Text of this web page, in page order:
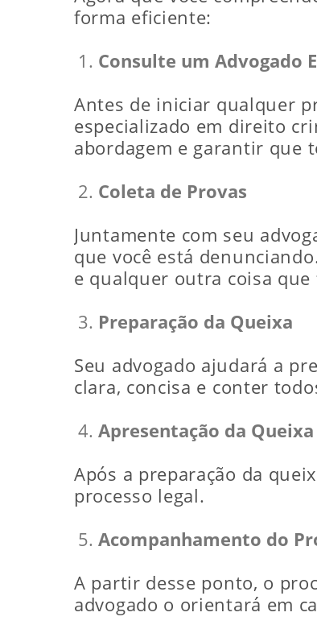
forma eficiente:
Consulte um Advogado
Antes de iniciar qualquer
especializado em direito
abordagem e garantir que
Coleta de Provas
Juntamente com seu
que você está
e qualquer outra coisa que
Preparação da Queixa
Seu advogado ajudará a
clara, concisa e conter
Apresentação da Queixa
Após a preparação da
processo legal.
Acompanhamento do
A partir desse ponto, o
advogado o orientará em